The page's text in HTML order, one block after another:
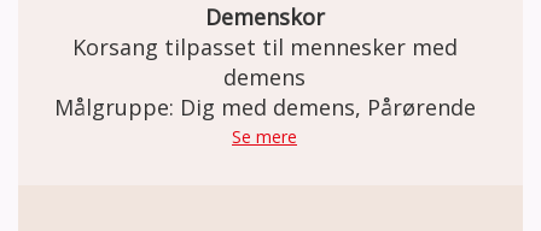
Demenskor
Korsang tilpasset til mennesker med
demens
Målgruppe: Dig med demens, Pårørende
Se mere